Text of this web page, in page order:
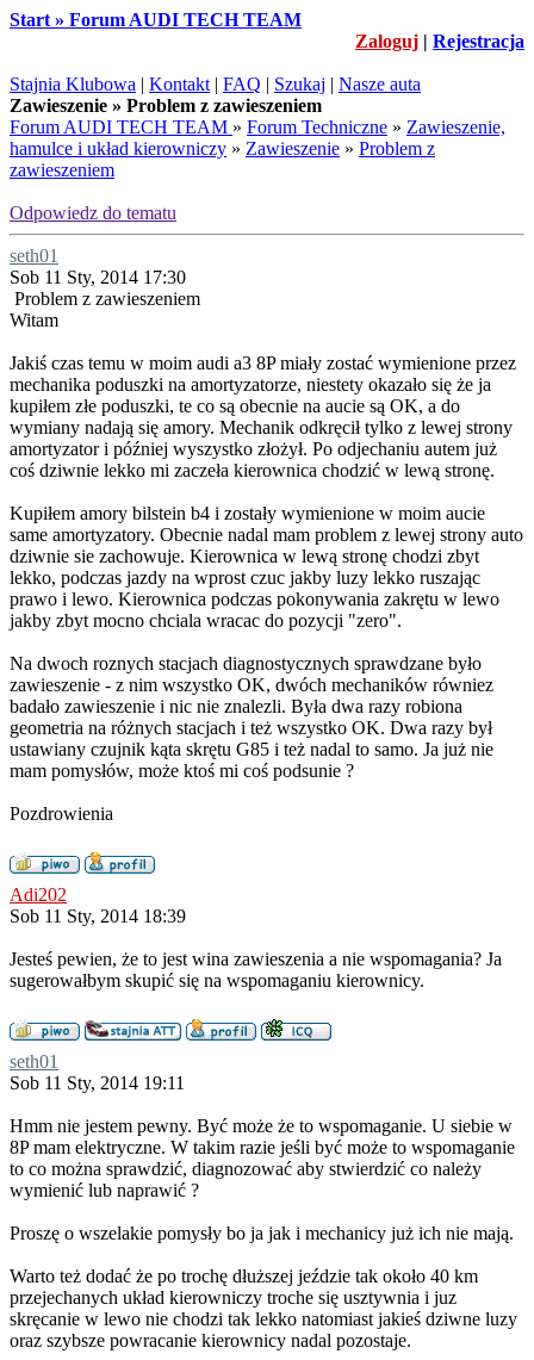
Start » Forum AUDI TECH TEAM
Zaloguj | Rejestracja
Stajnia Klubowa | Kontakt | FAQ | Szukaj | Nasze auta
Zawieszenie » Problem z zawieszeniem
Forum AUDI TECH TEAM » Forum Techniczne » Zawieszenie,
hamulce i układ kierowniczy » Zawieszenie » Problem z
zawieszeniem
Odpowiedz do tematu
seth01
Sob 11 Sty, 2014 17:30
Problem z zawieszeniem
Witam
Jakiś czas temu w moim audi a3 8P miały zostać wymienione przez
mechanika poduszki na amortyzatorze, niestety okazało się że ja
kupiłem złe poduszki, te co są obecnie na aucie są OK, a do
wymiany nadają się amory. Mechanik odkręcił tylko z lewej strony
amortyzator i później wyszystko złożył. Po odjechaniu autem już
coś dziwnie lekko mi zaczeła kierownica chodzić w lewą stronę.
Kupiłem amory bilstein b4 i zostały wymienione w moim aucie
same amortyzatory. Obecnie nadal mam problem z lewej strony auto
dziwnie sie zachowuje. Kierownica w lewą stronę chodzi zbyt
lekko, podczas jazdy na wprost czuc jakby luzy lekko ruszając
prawo i lewo. Kierownica podczas pokonywania zakrętu w lewo
jakby zbyt mocno chciala wracac do pozycji "zero".
Na dwoch roznych stacjach diagnostycznych sprawdzane było
zawieszenie - z nim wszystko OK, dwóch mechaników równiez
badało zawieszenie i nic nie znalezli. Była dwa razy robiona
geometria na różnych stacjach i też wszystko OK. Dwa razy był
ustawiany czujnik kąta skrętu G85 i też nadal to samo. Ja już nie
mam pomysłów, może ktoś mi coś podsunie ?
Pozdrowienia
Adi202
Sob 11 Sty, 2014 18:39
Jesteś pewien, że to jest wina zawieszenia a nie wspomagania? Ja
sugerowałbym skupić się na wspomaganiu kierownicy.
seth01
Sob 11 Sty, 2014 19:11
Hmm nie jestem pewny. Być może że to wspomaganie. U siebie w
8P mam elektryczne. W takim razie jeśli być może to wspomaganie
to co można sprawdzić, diagnozować aby stwierdzić co należy
wymienić lub naprawić ?
Proszę o wszelakie pomysły bo ja jak i mechanicy już ich nie mają.
Warto też dodać że po trochę dłuższej jeździe tak około 40 km
przejechanych układ kierowniczy troche się usztywnia i juz
skręcanie w lewo nie chodzi tak lekko natomiast jakieś dziwne luzy
oraz szybsze powracanie kierownicy nadal pozostaje.